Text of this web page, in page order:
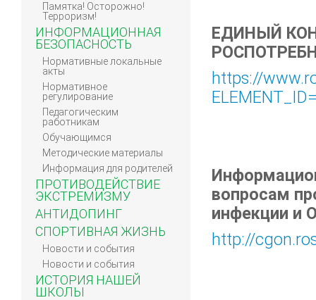
Памятка! Осторожно!
Терроризм!
ИНФОРМАЦИОННАЯ
БЕЗОПАСНОСТЬ
Нормативные локальные
акты
Нормативное
регулирование
Педагогическим
работникам
Обучающимся
Методические материалы
Информация для родителей
ПРОТИВОДЕЙСТВИЕ
ЭКСТРЕМИЗМУ
АНТИДОПИНГ
СПОРТИВНАЯ ЖИЗНЬ
Новости и события
Новости и события
ИСТОРИЯ НАШЕЙ
ШКОЛЫ
ЕДИНЫЙ
https://
вопросам
инфекции и
http://